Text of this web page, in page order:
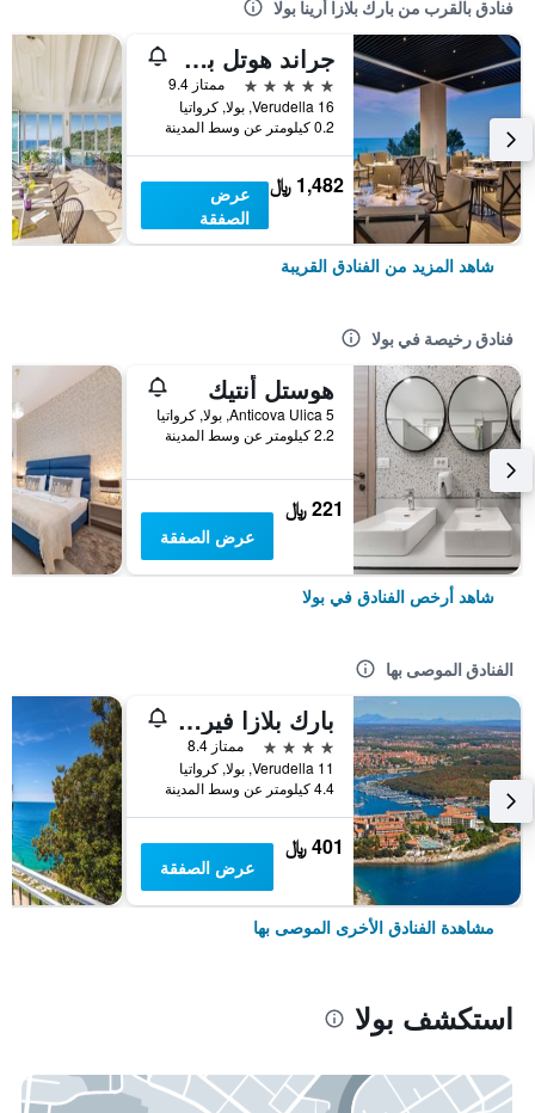
فنادق بالقرب من بارك بلازا أرينا بولا
جراند هوتل بريوني بولا، أحد فنادق راديسون كوليكشن
5 نجوم
ممتاز 9.4
Verudella 16, بولا, كرواتيا
0.2 كيلومتر عن وسط المدينة
1,482 ﷼
عرض
الصفقة
شاهد المزيد من الفنادق القريبة
فنادق رخيصة في بولا
هوستل أنتيك
Anticova Ulica 5, بولا, كرواتيا
2.2 كيلومتر عن وسط المدينة
221 ﷼
عرض الصفقة
شاهد أرخص الفنادق في بولا
الفنادق الموصى بها
بارك بلازا فيروديلا بولا
4 نجوم
ممتاز 8.4
Verudella 11, بولا, كرواتيا
4.4 كيلومتر عن وسط المدينة
401 ﷼
عرض الصفقة
مشاهدة الفنادق الأخرى الموصى بها
استكشف بولا